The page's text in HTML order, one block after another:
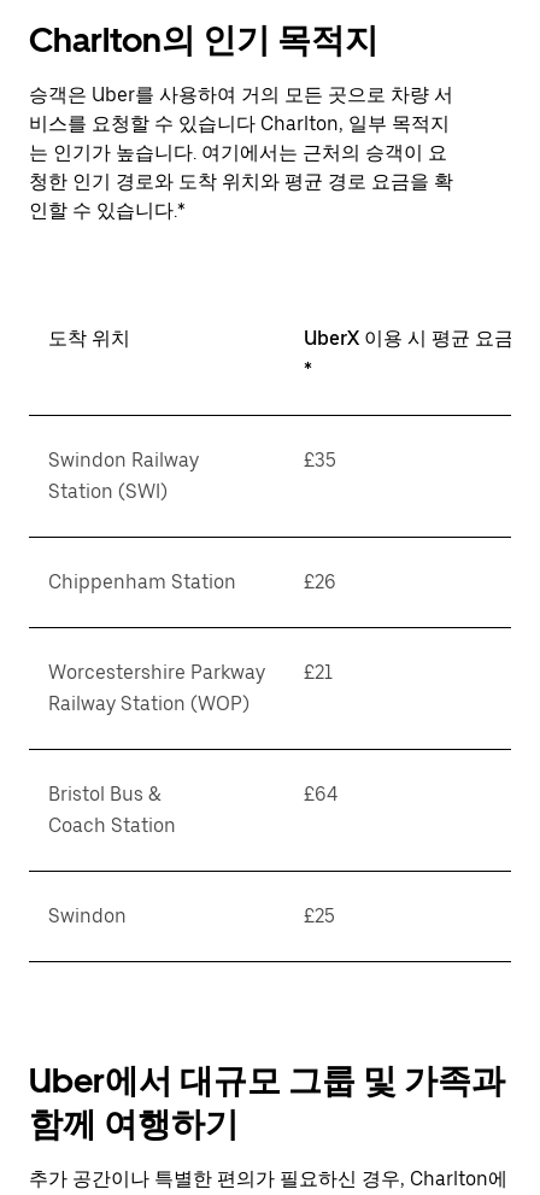
Charlton의 인기 목적지
승객은 Uber를 사용하여 거의 모든 곳으로 차량 서
비스를 요청할 수 있습니다 Charlton, 일부 목적지
는 인기가 높습니다. 여기에서는 근처의 승객이 요
청한 인기 경로와 도착 위치와 평균 경로 요금을 확
인할 수 있습니다.*
도착 위치
UberX 이용 시 평균 요금
*
Swindon Railway
Station (SWI)
£35
Chippenham Station £26
Worcestershire Parkway
Railway Station (WOP)
£21
Bristol Bus &
Coach Station
£64
Swindon £25
Uber에서 대규모 그룹 및 가족과
함께 여행하기
추가 공간이나 특별한 편의가 필요하신 경우, Charlton에